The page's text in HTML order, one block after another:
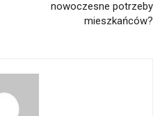
nowoczesne potrzeby
mieszkańców?